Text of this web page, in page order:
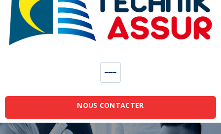
NOUS CONTACTER